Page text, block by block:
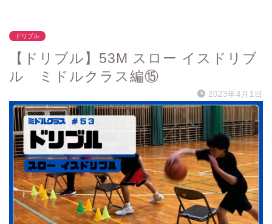
ドリブル
【ドリブル】53M スロー イスドリブ
ル ミドルクラス編⑮
2023年4月1日